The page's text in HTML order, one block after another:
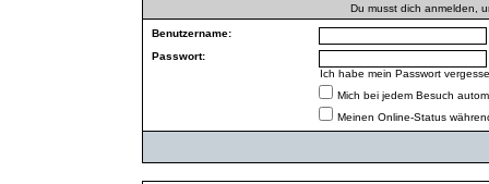
Du musst dich anmelden,
Benutzername:
Passwort:
Ich habe mein Passwort
Mich bei jedem Besuch
Meinen Online-Status